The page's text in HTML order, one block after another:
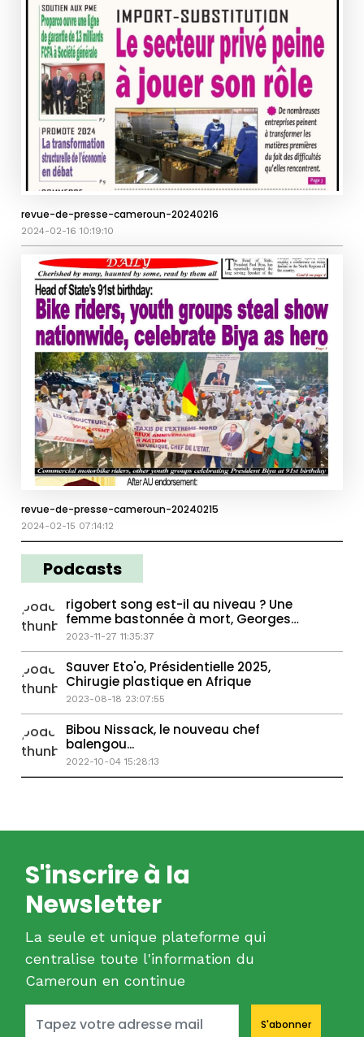
revue-de-presse-cameroun-20240216
2024-02-16 10:19:10
revue-de-presse-cameroun-20240215
2024-02-15 07:14:12
Podcasts
rigobert song est-il au niveau ? Une
femme bastonnée à mort, Georges
Weah passe la main...
2023-11-27 11:35:37
Sauver Eto'o, Présidentielle 2025,
Chirugie plastique en Afrique
2023-08-18 23:07:55
Bibou Nissack, le nouveau chef
balengou...
2022-10-04 15:28:13
S'inscrire à la
Newsletter
La seule et unique plateforme qui
centralise toute l'information du
Cameroun en continue
S'abonner